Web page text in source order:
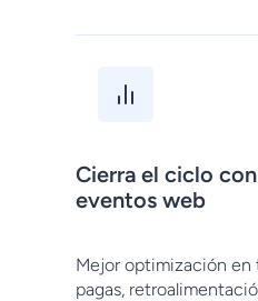
Cierra el ciclo
eventos web
Mejor optimización en
pagas,